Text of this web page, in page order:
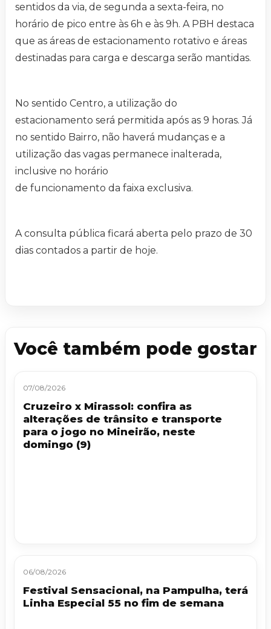
sentidos da via, de segunda a sexta-feira, no
horário de pico entre às 6h e às 9h. A PBH destaca
que as áreas de estacionamento rotativo e áreas
destinadas para carga e descarga serão mantidas.
No sentido Centro, a utilização do
estacionamento será permitida após as 9 horas. Já
no sentido Bairro, não haverá mudanças e a
utilização das vagas permanece inalterada,
inclusive no horário
de funcionamento da faixa exclusiva.
A consulta pública ficará aberta pelo prazo de 30
dias contados a partir de hoje.
Você também pode gostar
07/08/2026
Cruzeiro x Mirassol: confira as
alterações de trânsito e transporte
para o jogo no Mineirão, neste
domingo (9)
06/08/2026
Festival Sensacional, na Pampulha, terá
Linha Especial 55 no fim de semana